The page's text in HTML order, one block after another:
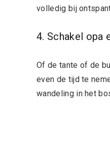
volledig bij
4. Schakel opa
Of de tante of de
even de tijd te
wandeling in het